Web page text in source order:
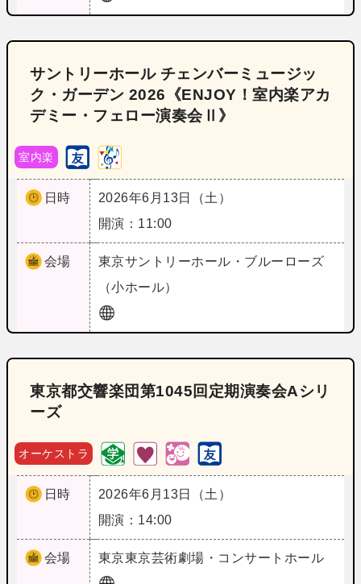
サントリーホール チェンバーミュージッ
ク・ガーデン 2026《ENJOY！室内楽アカ
デミー・フェロー演奏会Ⅱ》
室内楽
日時
2026年6月13日（土）
開演：11:00
会場 東京サントリーホール・ブルーローズ
（小ホール）
東京都交響楽団第1045回定期演奏会Aシリ
ーズ
オーケストラ
日時
2026年6月13日（土）
開演：14:00
会場 東京東京芸術劇場・コンサートホール